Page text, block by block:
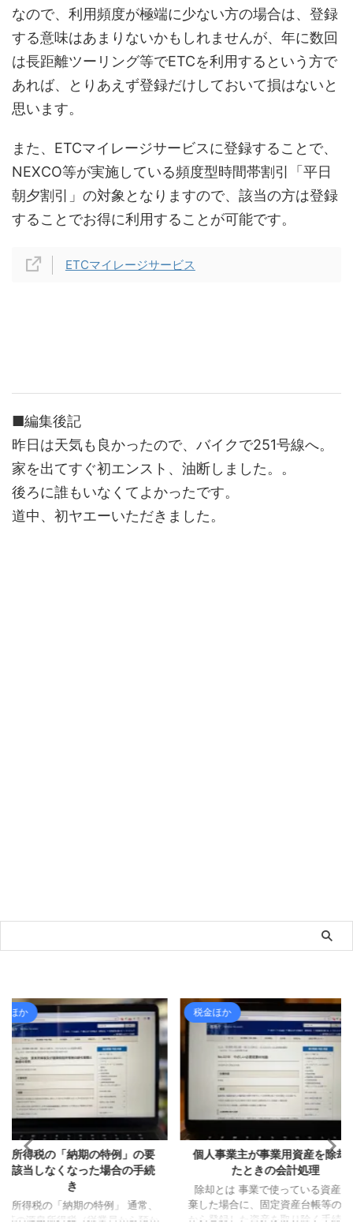
なので、利用頻度が極端に少ない方の場合は、登録
する意味はあまりないかもしれませんが、年に数回
は長距離ツーリング等でETCを利用するという方で
あれば、とりあえず登録だけしておいて損はないと
思います。
また、ETCマイレージサービスに登録することで、
NEXCO等が実施している頻度型時間帯割引「平日
朝夕割引」の対象となりますので、該当の方は登録
することでお得に利用することが可能です。
ETCマイレージサービス
■編集後記
昨日は天気も良かったので、バイクで251号線へ。
家を出てすぐ初エンスト、油断しました。。
後ろに誰もいなくてよかったです。
道中、初ヤエーいただきました。
例」の要
合の手続
」 通常、
員から預か
税金ほか
個人事業主が事業用資産を除却し
たときの会計処理
除却とは 事業で使っている資産を廃
棄した場合に、固定資産台帳等の帳簿
から登録した資産を取り除く手続きが
ライフ
夏ツーリ
最近ではめ
スでソロツ
前回、夏ツ